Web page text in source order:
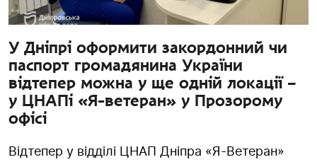
У Дніпрі оформити закордонний чи
паспорт громадянина України
відтепер можна у ще одній локації –
у ЦНАПі «Я-ветеран» у Прозорому
офісі
Відтепер у відділі ЦНАП Дніпра «Я-Ветеран»